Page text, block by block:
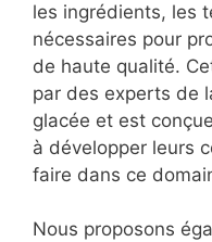
les ingrédients, les
nécessaires pour
de haute qualité.
par des experts de
glacée et est
à développer leurs
faire dans ce
Nous proposons